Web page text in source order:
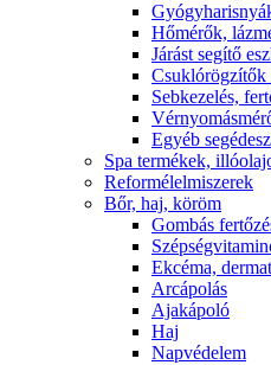
Hőmérők,
Járást segítő
Sebkezelés,
Egyéb
Spa termékek,
Reformélelmiszerek
Bőr, haj, köröm
Gombás
Ekcéma,
Arcápolás
Ajakápoló
Haj
Napvédelem